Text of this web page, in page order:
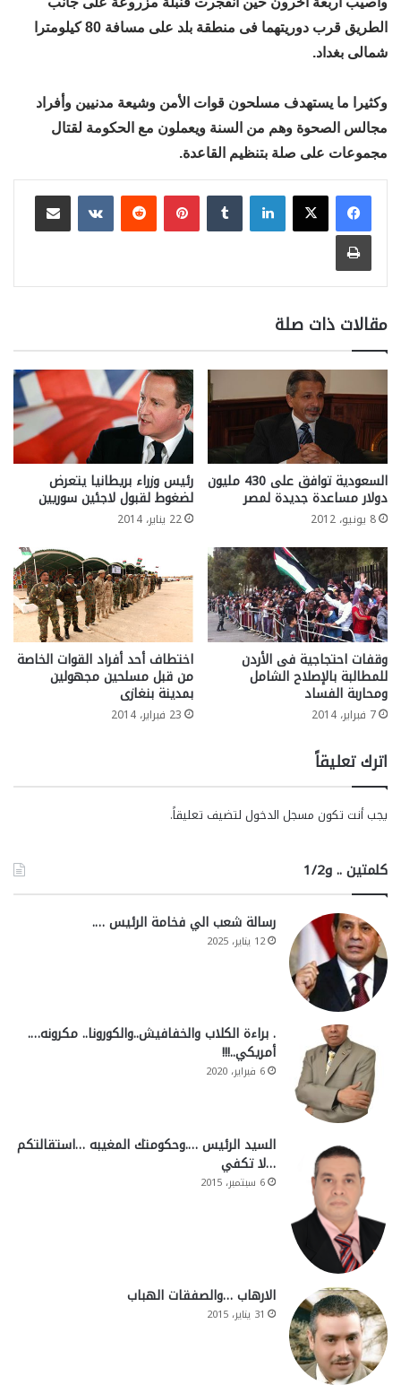
الطريق قرب دوريتهما فى منطقة بلد على مسافة 80 كيلومترا
شمالى بغداد.
وكثيرا ما يستهدف مسلحون قوات الأمن وشيعة مدنيين وأفراد
مجالس الصحوة وهم من السنة ويعملون مع الحكومة لقتال
مجموعات على صلة بتنظيم القاعدة.
لينكدإن بينتيريست
مشاركة عبر البريد
طباعة
مقالات ذات صلة
السعودية توافق على 430 مليون
دولار مساعدة جديدة لمصر
8 يونيو، 2012
رئيس وزراء بريطانيا يتعرض
لضغوط لقبول لاجئين سوريين
22 يناير، 2014
وقفات احتجاجية فى الأردن
للمطالبة بالإصلاح الشامل
ومحاربة الفساد
7 فبراير، 2014
اختطاف أحد أفراد القوات الخاصة
من قبل مسلحين مجهولين
بمدينة بنغازى
23 فبراير، 2014
اترك تعليقاً
يجب أنت تكون مسجل الدخول لتضيف تعليقاً.
كلمتين .. و1/2
رسالة شعب الي فخامة الرئيس ….
12 يناير، 2025
. براءة الكلاب والخفافيش..والكورونا.. مكرونه….
أمريكي..!!!
6 فبراير، 2020
السيد الرئيس ….وحكومتك المغيبه …استقالتكم
…لا تكفي
6 سبتمبر، 2015
الارهاب …والصفقات الهباب
31 يناير، 2015